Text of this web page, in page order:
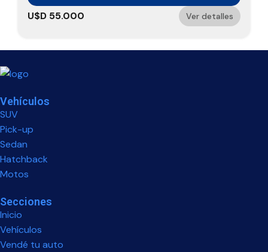
U$D 55.000 Ver detalles
Vehículos
SUV
Pick-up
Sedan
Hatchback
Motos
Secciones
Inicio
Vehículos
Vendé tu auto